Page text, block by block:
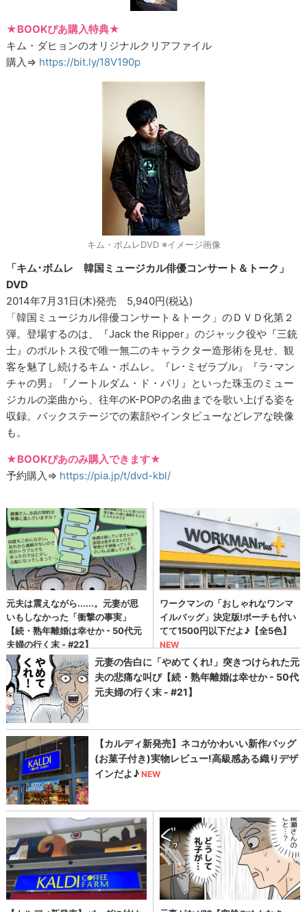
★BOOKぴあ購入特典★
キム・ダヒョンのオリジナルクリアファイル
購入⇒ https://bit.ly/18V190p
キム・ボムレDVD ※イメージ画像
「キム･ボムレ 韓国ミュージカル俳優コンサート＆トーク」
DVD
2014年7月31日(木)発売 5,940円(税込)
「韓国ミュージカル俳優コンサート＆トーク」のＤＶＤ化第２
弾。登場するのは、『Jack the Ripper』のジャック役や『三銃
士』のポルトス役で唯一無二のキャラクター造形術を見せ、観
客を魅了し続けるキム・ボムレ。『レ･ミゼラブル』『ラ･マン
チャの男』『ノートルダム・ド・パリ』といった珠玉のミュー
ジカルの楽曲から、往年のK-POPの名曲までを歌い上げる姿を
収録。バックステージでの素顔やインタビューなどレアな映像
も。
★BOOKぴあのみ購入できます★
予約購入⇒ https://pia.jp/t/dvd-kbl/